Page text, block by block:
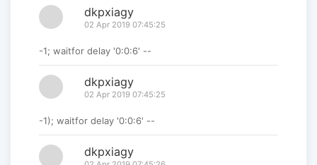
dkpxiagy
02 Apr 2019 07:45:25
-1; waitfor delay '0:0:6' --
dkpxiagy
02 Apr 2019 07:45:25
-1); waitfor delay '0:0:6' --
dkpxiagy